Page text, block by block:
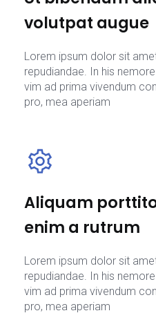
volutpat augue
Lorem ipsum dolor sit
repudiandae. In his
vim ad prima vivendum
pro, mea aperiam
Aliquam
enim a rutrum
Lorem ipsum dolor sit
repudiandae. In his
vim ad prima vivendum
pro, mea aperiam